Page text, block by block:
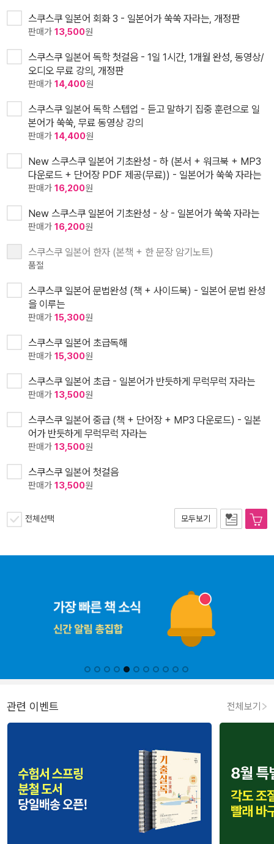
스쿠스쿠 일본어 회화 3 - 일본어가 쑥쑥 자라는, 개정판
판매가 13,500원
스쿠스쿠 일본어 독학 첫걸음 - 1일 1시간, 1개월 완성, 동영상/
오디오 무료 강의, 개정판
판매가 14,400원
스쿠스쿠 일본어 독학 스텝업 - 듣고 말하기 집중 훈련으로 일
본어가 쑥쑥, 무료 동영상 강의
판매가 14,400원
New 스쿠스쿠 일본어 기초완성 - 하 (본서 + 워크북 + MP3
다운로드 + 단어장 PDF 제공(무료)) - 일본어가 쑥쑥 자라는
판매가 16,200원
New 스쿠스쿠 일본어 기초완성 - 상 - 일본어가 쑥쑥 자라는
판매가 16,200원
스쿠스쿠 일본어 한자 (본책 + 한 문장 암기노트)
품절
스쿠스쿠 일본어 문법완성 (책 + 사이드북) - 일본어 문법 완성
을 이루는
판매가 15,300원
스쿠스쿠 일본어 초급독해
판매가 15,300원
스쿠스쿠 일본어 초급 - 일본어가 반듯하게 무럭무럭 자라는
판매가 13,500원
스쿠스쿠 일본어 중급 (책 + 단어장 + MP3 다운로드) - 일본
어가 반듯하게 무럭무럭 자라는
판매가 13,500원
스쿠스쿠 일본어 첫걸음
판매가 13,500원
전체선택 모두보기
관련 이벤트 전체보기